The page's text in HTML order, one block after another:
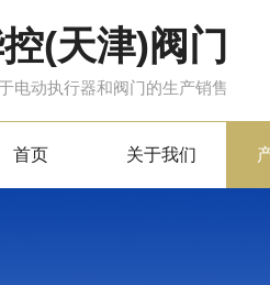
(天津)阀门
电动执行器和阀门的生产销售
首页 关于我们